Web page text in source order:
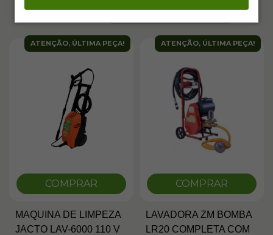
FILTRAR
ATENÇÃO, ÚLTIMA PEÇA!
COMPRAR
MAQUINA DE LIMPEZA
JACTO LAV-6000 110 V
ATENÇÃO, ÚLTIMA PEÇA!
COMPRAR
LAVADORA ZM BOMBA
LR20 COMPLETA COM